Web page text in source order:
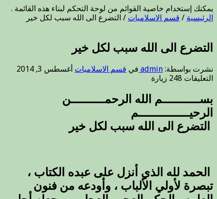
يمكنك إستخدام خاصية القوائم من لوحة التحكم لبناء هذه القائمة .
الرئيسية / قسم الاسلاميات / التضرع الى الله سبب لكل خير
التضرع الى الله سبب لكل خير
نشرت بواسطة: admin في قسم الاسلاميات أغسطس 3, 2014
التعليقات على
الله
سبب
لكل
خير
248 زيارة
بســـــــــــم الله الرحمــــــــــن
الرحيـــــــــــــــم
التضرع الى الله سبب لكل خير
الحمد لله الذي أنزل على عبده الكتاب ،
تبصرة لأولي الألباب ، وأودعه من فنون